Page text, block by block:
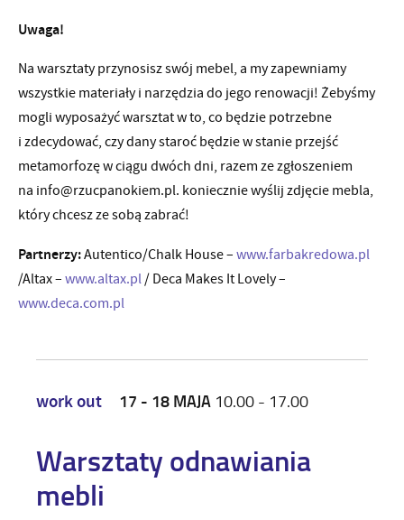
Uwaga!
Na warsztaty przynosisz swój mebel, a my zapewniamy
wszystkie materiały i narzędzia do jego renowacji! Żebyśmy
mogli wyposażyć warsztat w to, co będzie potrzebne
i zdecydować, czy dany staroć będzie w stanie przejść
metamorfozę w ciągu dwóch dni, razem ze zgłoszeniem
na info@rzucpanokiem.pl. koniecznie wyślij zdjęcie mebla,
który chcesz ze sobą zabrać!
Partnerzy:Autentico/Chalk House – www.farbakredowa.pl
/Altax – www.altax.pl / Deca Makes It Lovely –
www.deca.com.pl
work out 17 - 18 MAJA 10.00 - 17.00
Warsztaty odnawiania
mebli